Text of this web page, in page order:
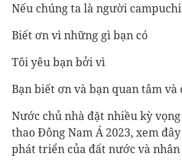
Nếu chúng ta là người
Biết ơn vì những gì bạn có
Tôi yêu bạn bởi vì
Bạn biết ơn và bạn quan tâm và
Nước chủ nhà đặt nhiều kỳ
thao Đông Nam Á 2023, xem
phát triển của đất nước và nhân